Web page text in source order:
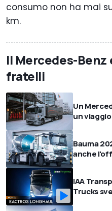
consumo non ha mai
km.
Il Mercedes-Benz
fratelli
Un
un
Bauma
anche
IAA
Trucks